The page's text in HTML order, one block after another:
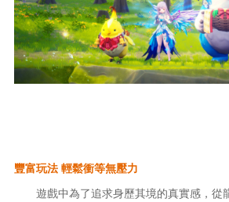
豐富玩法 輕鬆衝等無壓力
遊戲中為了追求身歷其境的真實感，從